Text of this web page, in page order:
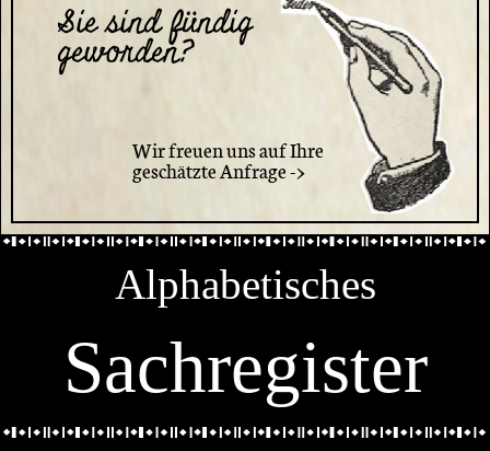
Sie sind fündig
geworden?
Wir freuen uns auf Ihre
geschätzte Anfrage ->
Alphabetisches
Sachregister